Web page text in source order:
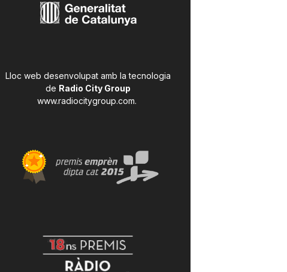
Lloc web desenvolupat amb la tecnologia
de Radio City Group
www.radiocitygroup.com.